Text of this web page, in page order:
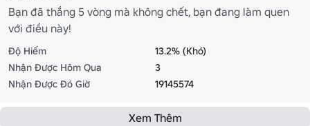
Bạn đã thắng 5 vòng mà không chết, bạn đang làm quen
với điều này!
Độ Hiếm
13.2% (Khó)
Nhận Được Hôm Qua
3
Nhận Được Đó Giờ
19145574
Xem Thêm